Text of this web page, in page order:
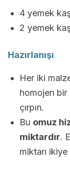
4 yemek
2 yemek
Hazırlanışı
Her iki
homojen bir
çırpın.
Bu omuz
miktardır.
miktarı ikiye